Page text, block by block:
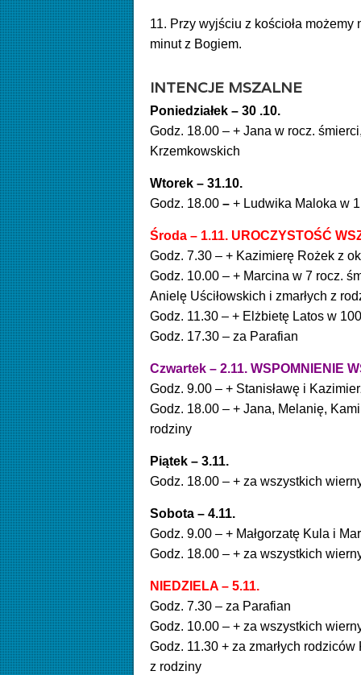
11. Przy wyjściu z kościoła
minut z Bogiem.
INTENCJE MSZALNE
Poniedziałek – 30 .10.
Godz. 18.00 – + Jana w rocz.
Krzemkowskich
Wtorek – 31.10.
Godz. 18.00 – + Ludwika Maloka w
Środa – 1.11. UROCZYSTOŚĆ
Godz. 7.30 – + Kazimierę Rożek z
Godz. 10.00 – + Marcina w 7 rocz.
Anielę Uściłowskich i zmarłych z
Godz. 11.30 – + Elżbietę Latos w
Godz. 17.30 – za Parafian
Czwartek – 2.11. WSPOMNIENIE
Godz. 9.00 – + Stanisławę i
Godz. 18.00 – + Jana, Melanię,
rodziny
Piątek – 3.11.
Godz. 18.00 – + za wszystkich
Sobota – 4.11.
Godz. 9.00 – + Małgorzatę Kula i
Godz. 18.00 – + za wszystkich
NIEDZIELA – 5.11.
Godz. 7.30 – za Parafian
Godz. 10.00 – + za wszystkich
Godz. 11.30 + za zmarłych
z rodziny